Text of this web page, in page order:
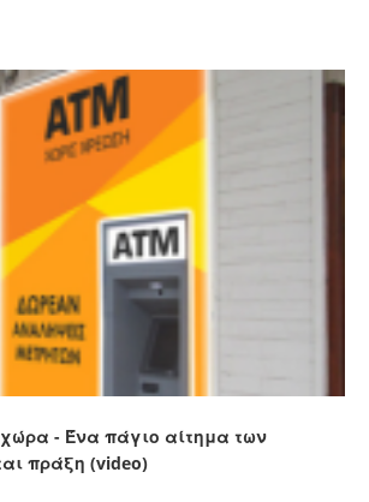
- Ένα πάγιο αίτημα των
πράξη (video)